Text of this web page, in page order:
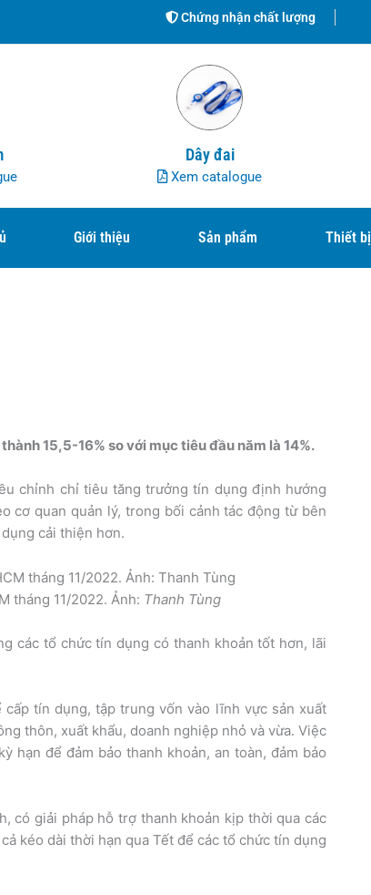
Chứng nhận chất lượng
Dây đai
Xem catalogue
Giới thiệu Sản phẩm Thiết bị
15,5-16% so với mục tiêu đầu năm là 14%.
chỉnh chỉ tiêu tăng trưởng tín dụng định hướng
cơ quan quản lý, trong bối cảnh tác động từ bên
cải thiện hơn.
tháng 11/2022. Ảnh: Thanh Tùng
các tổ chức tín dụng có thanh khoản tốt hơn, lãi
tín dụng, tập trung vốn vào lĩnh vực sản xuất
thôn, xuất khẩu, doanh nghiệp nhỏ và vừa. Việc
để đảm bảo thanh khoản, an toàn, đảm bảo
có giải pháp hỗ trợ thanh khoản kịp thời qua các
kéo dài thời hạn qua Tết để các tổ chức tín dụng